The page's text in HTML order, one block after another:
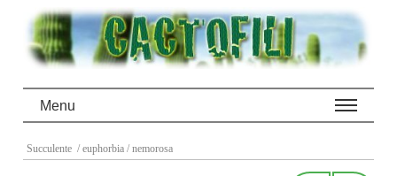
Menu
Succulente / euphorbia / nemorosa